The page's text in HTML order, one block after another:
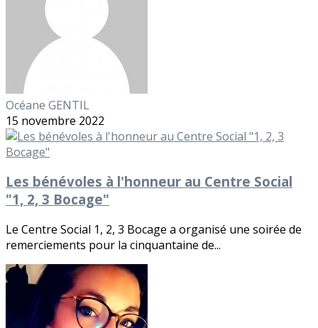
Océane GENTIL
15 novembre 2022
Les bénévoles à l'honneur au Centre Social
"1, 2, 3 Bocage"
Le Centre Social 1, 2, 3 Bocage a organisé une soirée de
remerciements pour la cinquantaine de...